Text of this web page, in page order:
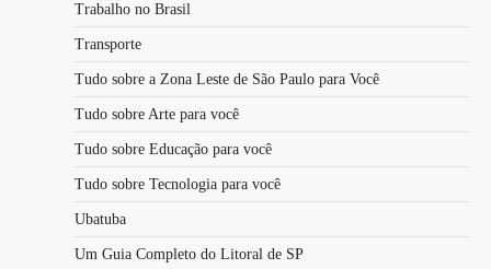
Trabalho no Brasil
Transporte
Tudo sobre a Zona Leste de São Paulo para Você
Tudo sobre Arte para você
Tudo sobre Educação para você
Tudo sobre Tecnologia para você
Ubatuba
Um Guia Completo do Litoral de SP